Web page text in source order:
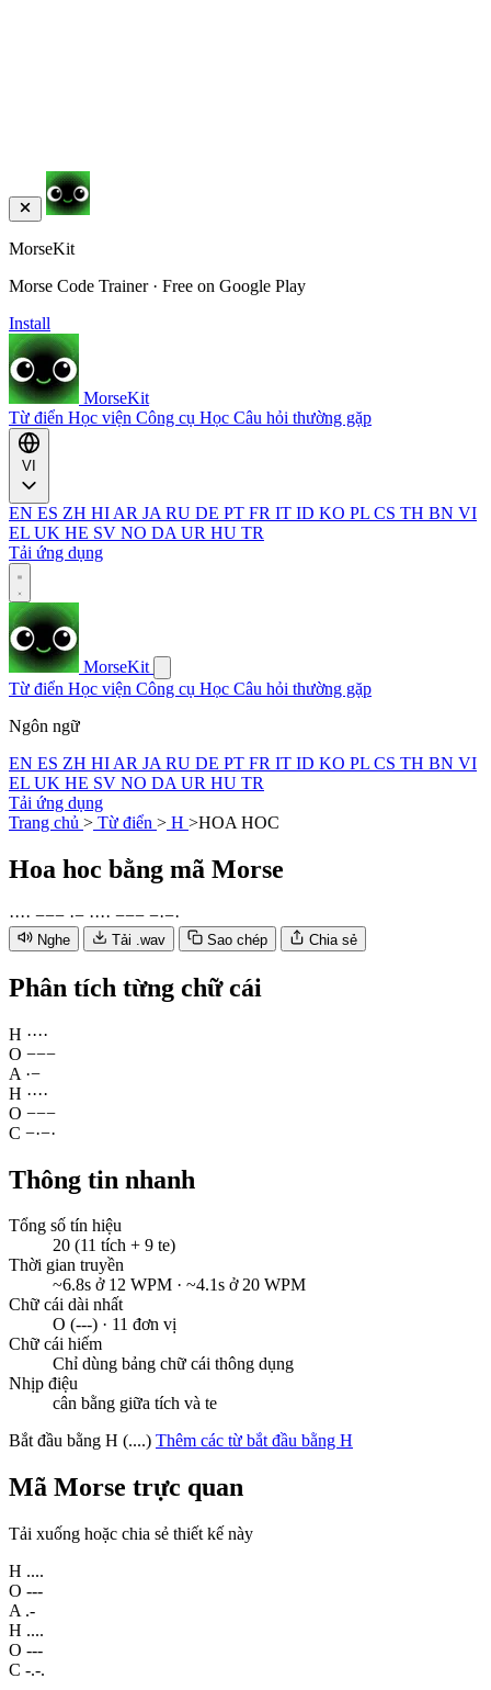
MorseKit
Morse Code Trainer · Free on Google Play
Install
MorseKit
Từ điển Học viện Công cụ Học Câu hỏi thường gặp
EN ES ZH HI AR JA RU DE PT FR IT ID KO PL CS TH BN VI
EL UK HE SV NO DA UR HU TR
Tải ứng dụng
MorseKit
Từ điển Học viện Công cụ Học Câu hỏi thường gặp
Ngôn ngữ
EN ES ZH HI AR JA RU DE PT FR IT ID KO PL CS TH BN VI
EL UK HE SV NO DA UR HU TR
Tải ứng dụng
Trang chủ > Từ điển > H >HOA HOC
Hoa hoc bằng mã Morse
···· −−− ·− ···· −−− −·−·
Nghe Tải .wav Sao chép Chia sẻ
Phân tích từng chữ cái
H ····
O −−−
A ·−
H ····
O −−−
C −·−·
Thông tin nhanh
Tổng số tín hiệu
20 (11 tích + 9 te)
Thời gian truyền
~6.8s ở 12 WPM · ~4.1s ở 20 WPM
Chữ cái dài nhất
O (---) · 11 đơn vị
Chữ cái hiếm
Chỉ dùng bảng chữ cái thông dụng
Nhịp điệu
cân bằng giữa tích và te
Bắt đầu bằng H (....) Thêm các từ bắt đầu bằng H
Mã Morse trực quan
Tải xuống hoặc chia sẻ thiết kế này
H ....
O ---
A .-
H ....
O ---
C -.-.